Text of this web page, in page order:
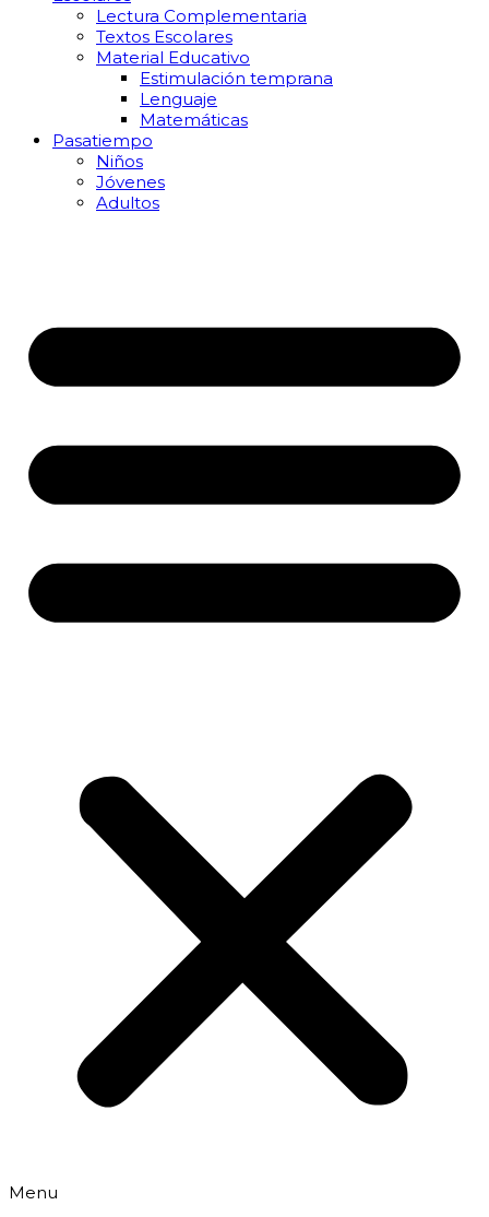
Lectura Complementaria
Textos Escolares
Material Educativo
Estimulación temprana
Lenguaje
Matemáticas
Pasatiempo
Niños
Jóvenes
Adultos
Menu